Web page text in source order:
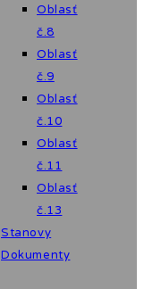
Oblasť
č.8
Oblasť
č.9
Oblasť
č.10
Oblasť
č.11
Oblasť
č.13
Stanovy
Dokumenty